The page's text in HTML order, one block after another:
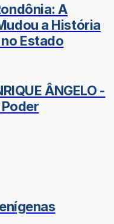
A
a História
Estado
ÂNGELO -